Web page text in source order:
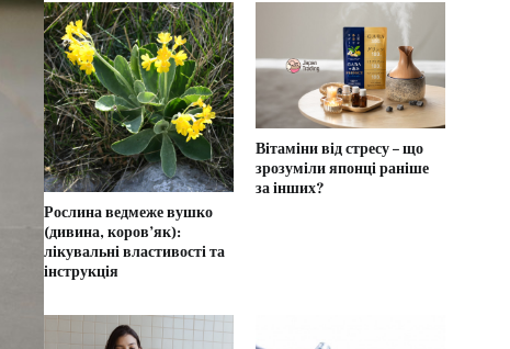
Рослина ведмеже вушко
(дивина, коров’як):
лікувальні властивості та
інструкція
Вітаміни від стресу – що
зрозуміли японці раніше
за інших?